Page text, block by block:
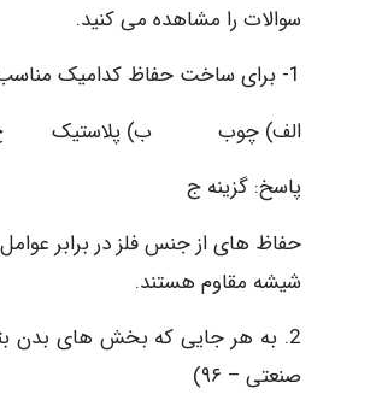
سوالات را مشاهده می کنید.
1- برای ساخت حفاظ کدامیک مناسب تر است؟ (ارشد ایمنی صنعتی – ۹۶)
الف) چوب ب) پلاستیک
پاسخ: گزینه ج
حفاظ های از جنس فلز در برابر
شیشه مقاوم هستند.
2. به هر جایی که بخش های بدن
صنعتی – ۹۶)